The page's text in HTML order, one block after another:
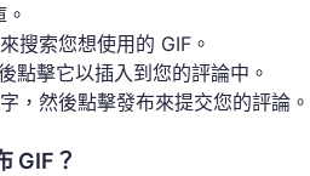
搜索您想使用的 GIF。
點擊它以插入到您的評論中。
，然後點擊發布來提交您的評論。
GIF？